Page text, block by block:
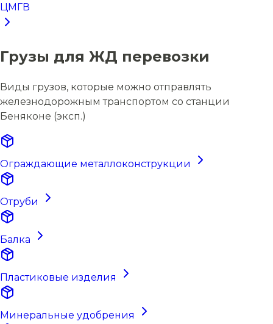
ЦМГВ
Грузы для ЖД перевозки
Виды грузов, которые можно отправлять
железнодорожным транспортом со станции
Беняконе (эксп.)
Ограждающие металлоконструкции
Отруби
Балка
Пластиковые изделия
Минеральные удобрения